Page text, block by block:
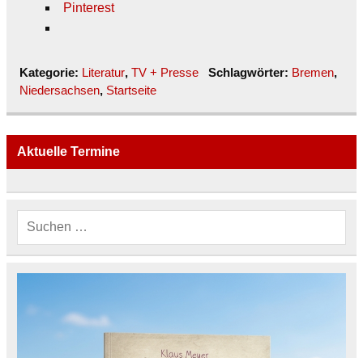
Pinterest
Kategorie: Literatur, TV + Presse Schlagwörter: Bremen,
Niedersachsen, Startseite
Aktuelle Termine